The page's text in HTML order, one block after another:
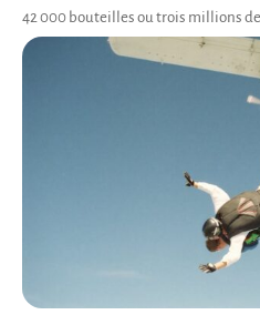
42 000 bouteilles ou trois millions